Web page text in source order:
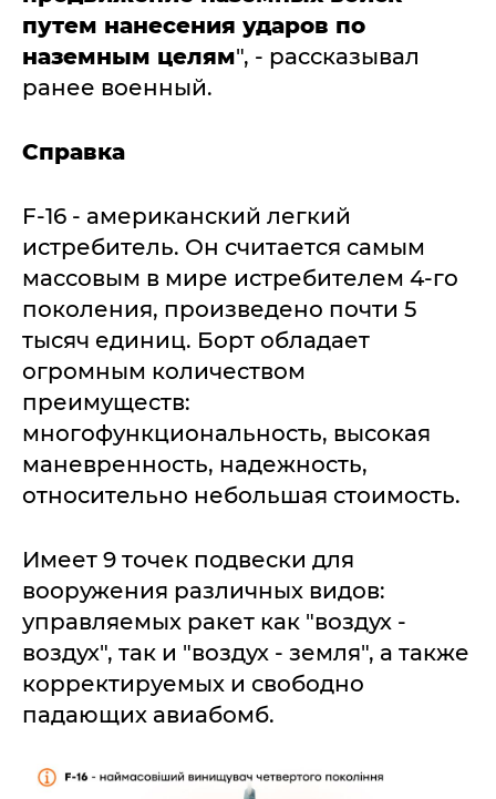
путем нанесения ударов по
наземным целям", - рассказывал
ранее военный.
Справка
F-16 - американский легкий
истребитель. Он считается самым
массовым в мире истребителем 4-го
поколения, произведено почти 5
тысяч единиц. Борт обладает
огромным количеством
преимуществ:
многофункциональность, высокая
маневренность, надежность,
относительно небольшая стоимость.
Имеет 9 точек подвески для
вооружения различных видов:
управляемых ракет как "воздух -
воздух", так и "воздух - земля", а также
корректируемых и свободно
падающих авиабомб.